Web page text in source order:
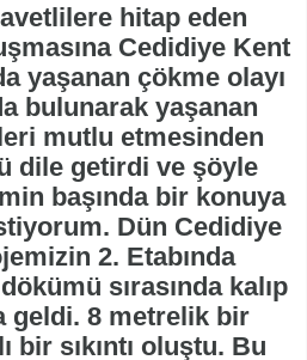
hitap eden
Cedidiye Kent
yaşanan çökme olayı
bulunarak yaşanan
mutlu etmesinden
dile getirdi ve şöyle
başında bir konuya
Dün Cedidiye
2. Etabında
sırasında kalıp
geldi. 8 metrelik bir
bir sıkıntı oluştu. Bu